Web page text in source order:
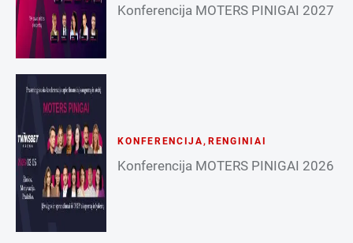
Konferencija MOTERS PINIGAI 2027
KONFERENCIJA, RENGINIAI
Konferencija MOTERS PINIGAI 2026